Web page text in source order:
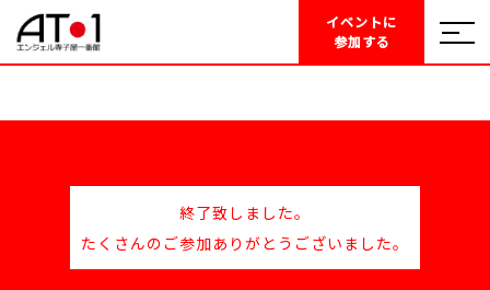
イベントに
参加する
終了致しました。
たくさんのご参加ありがとうございました。